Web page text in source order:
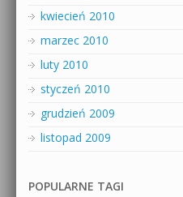
kwiecień 2010
marzec 2010
luty 2010
styczeń 2010
grudzień 2009
listopad 2009
POPULARNE TAGI